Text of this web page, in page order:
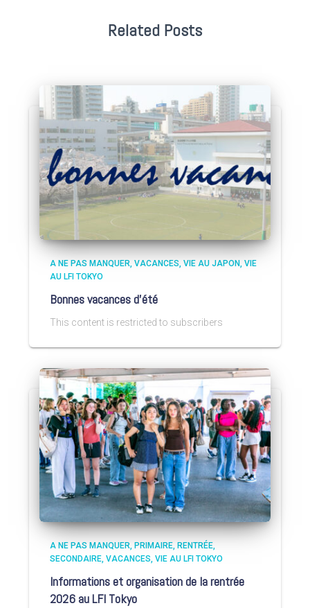
Related Posts
A NE PAS MANQUER VACANCES VIE AU JAPON VIE
AU LFI TOKYO
Bonnes vacances d’été
This content is restricted to subscribers
A NE PAS MANQUER PRIMAIRE RENTRÉE
SECONDAIRE VACANCES VIE AU LFI TOKYO
Informations et organisation de la rentrée
2026 au LFI Tokyo